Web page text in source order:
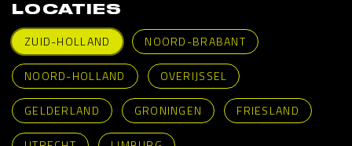
LOCATIES
ZUID-HOLLAND
NOORD-BRABANT
NOORD-HOLLAND OVERIJSSEL
GELDERLAND GRONINGEN FRIESLAND